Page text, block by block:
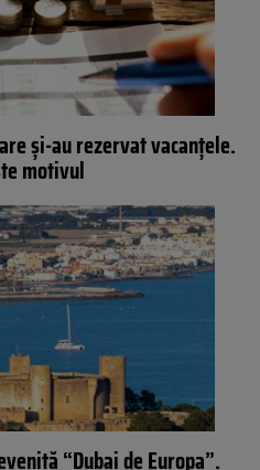
și-au rezervat vacanțele.
motivul
“Dubai de Europa”.